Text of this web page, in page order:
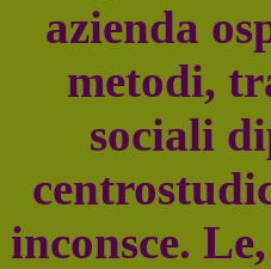
azienda
metodi,
sociali
inconsce.